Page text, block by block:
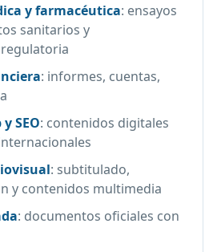
y farmacéutica: ensayos
sanitarios y
: informes, cuentas,
SEO: contenidos digitales
: subtitulado,
y contenidos multimedia
: documentos oficiales con